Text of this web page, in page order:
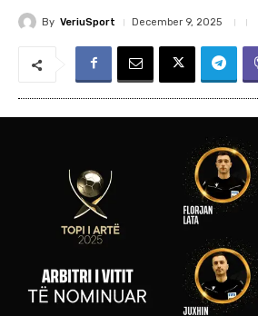
By VeriuSport December 9, 2025